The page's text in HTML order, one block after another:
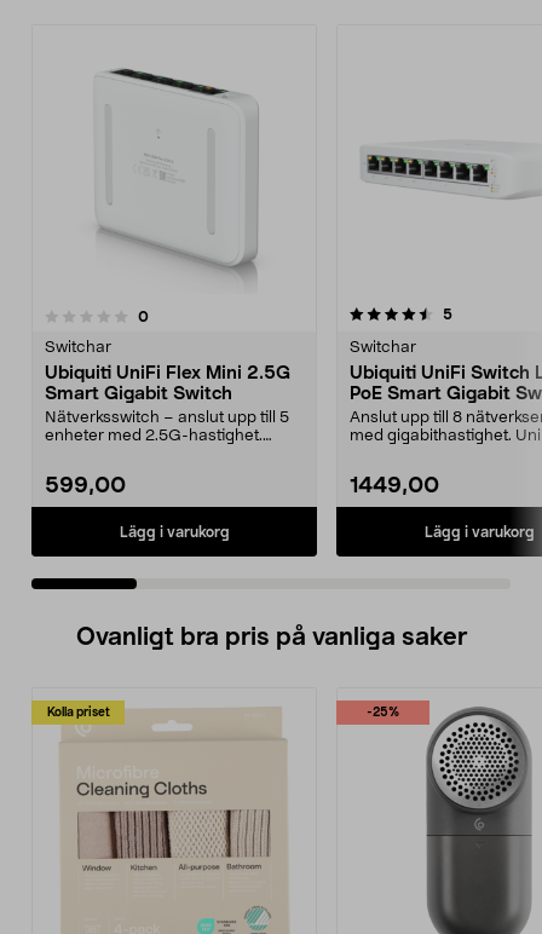
0recensioner
Switchar
Ubiquiti UniFi Flex Mini 2.5G
Smart Gigabit Switch
Nätverksswitch – anslut upp till 5
enheter med 2.5G-hastighet.
599,00
Lägg i varukorg
4.5 av 5 stjärnor 5recensioner
Switchar
Ubiquiti UniFi Switch
PoE Smart Gigabit
Anslut upp till 8
med gigabithastighet.
1449,00
Lägg i varukorg
5.0 av 5 stjärnor
Ovanligt bra pris på vanliga saker
Kolla priset -25%